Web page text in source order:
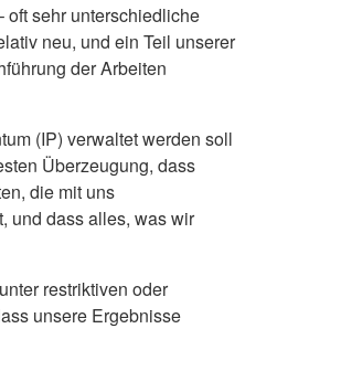
oft sehr unterschiedliche
neu, und ein Teil unserer
der Arbeiten
(IP) verwaltet werden soll
Überzeugung, dass
die mit uns
und dass alles, was wir
restriktiven oder
unsere Ergebnisse